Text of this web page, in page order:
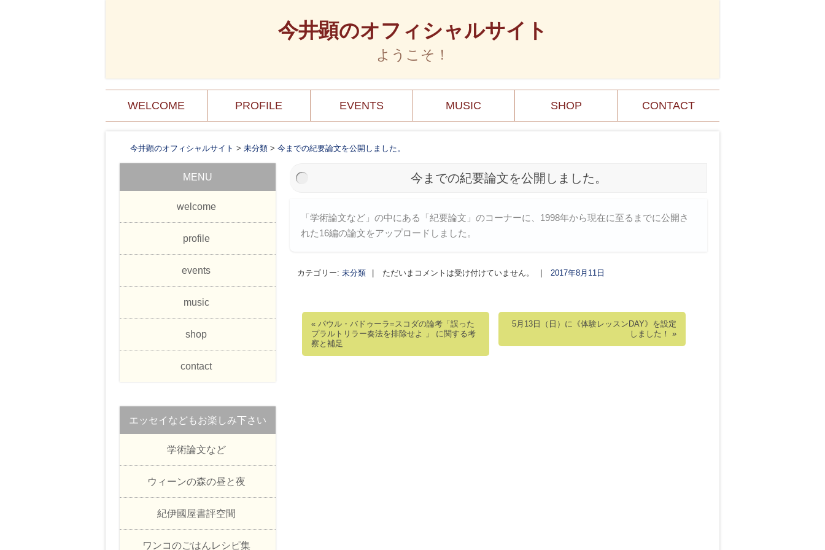
今井顕のオフィシャルサイト
ようこそ！
メインメニュー
WELCOME PROFILE EVENTS MUSIC SHOP CONTACT
今井顕のオフィシャルサイト > 未分類 > 今までの紀要論文を公開しました。
今までの紀要論文を公開しました。
「学術論文など」の中にある「紀要論文」のコーナーに、1998年から現在に至るまでに公開さ
れた16編の論文をアップロードしました。
カテゴリー: 未分類 ただいまコメントは受け付けていません。 2017年8月11日
投稿ナビゲーション
« パウル・バドゥーラ=スコダの論考「誤った
プラルトリラー奏法を排除せよ 」 に関する考
察と補足
5月13日（日）に《体験レッスンDAY》を設定
しました！ »
MENU
welcome
profile
events
music
shop
contact
エッセイなどもお楽しみ下さい
学術論文など
ウィーンの森の昼と夜
紀伊國屋書評空間
ワンコのごはんレシピ集